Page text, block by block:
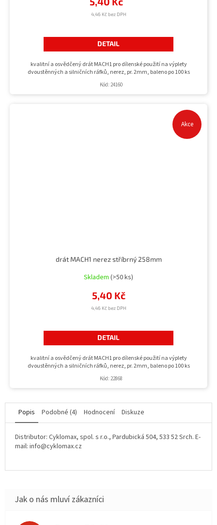
4,46 Kč bez DPH
DETAIL
kvalitní a osvědčený drát MACH1 pro dílenské použití na výplety
dvoustěnných a silničních ráfků, nerez, pr. 2mm, baleno po 100 ks
Kód: 24160
Akce
drát MACH1 nerez stříbrný 258mm
Skladem (>50 ks)
4,46 Kč bez DPH
5,40 Kč
DETAIL
kvalitní a osvědčený drát MACH1 pro dílenské použití na výplety
dvoustěnných a silničních ráfků, nerez, pr. 2mm, baleno po 100 ks
Kód: 22868
Popis Podobné (4) Hodnocení Diskuze
Distributor: Cyklomax, spol. s r.o., Pardubická 504, 533 52 Srch. E-
mail: info@cyklomax.cz